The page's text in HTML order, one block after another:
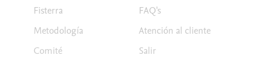
Fisterra
Metodología
Comité
FAQ's
Atención al cliente
Salir